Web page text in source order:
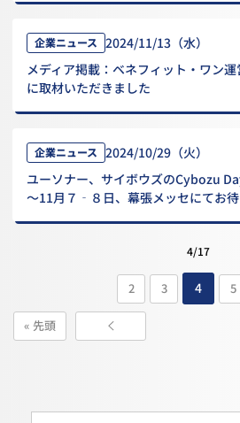
企業ニュース 2024/11/13（水）
メディア掲載：ベネフィット・ワン運
に取材いただきました
企業ニュース 2024/10/29（火）
ユーソナー、サイボウズのCybozu
～11月７‐８日、幕張メッセにてお
4/17
« 先頭
2 3 4 5